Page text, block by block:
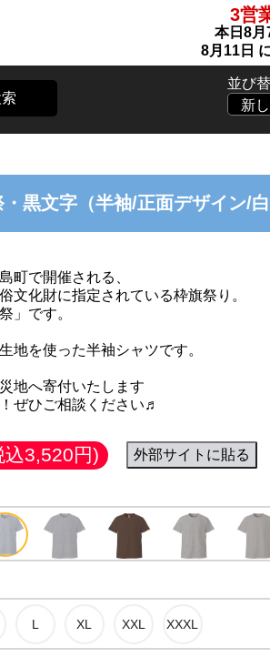
3営
本日 8月
8月11日
並び
黒文字（半袖/正面デザイン/白
町で開催される、
文化財に指定されている枠旗祭り。
」です。
地を使った半袖シャツです。
地へ寄付いたします
ぜひご相談ください♬
込3,520円) 外部サイトに貼る